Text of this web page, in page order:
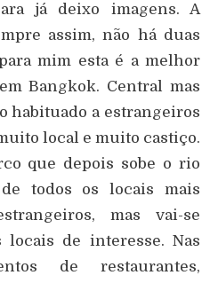
já deixo imagens. A
assim, não há duas
mim esta é a melhor
Bangkok. Central mas
habituado a estrangeiros
local e muito castiço.
que depois sobe o rio
todos os locais mais
mas vai-se
de interesse. Nas
de restaurantes,